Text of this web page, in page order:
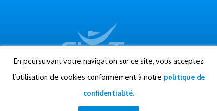
© Gigatour - Tous droits réservés
Conception et réalisation: Evensis
En poursuivant votre navigation sur ce site, vous acceptez
l’utilisation de cookies conformément à notre politique de
confidentialité.